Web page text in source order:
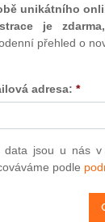
sp. zn. 11 C
listopadu
listopadu 2001,
2001-80, se
rozsudkem
výpovědi z
P.” (dále jen
unikátního
je
přehled o
adresa: *
data jsou u nás v
podle